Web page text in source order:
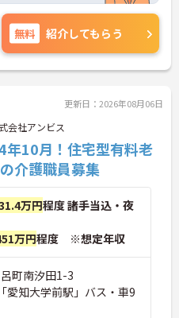
立が可能です。
に興味のある方
のある方はぜひ
無料 紹介してもらう
更新日：2026年08月06日
会社アンビス
年10月！住宅型有料老
介護職員募集
万円程度 諸手当込・夜
万円程度 ※想定年収
町南汐田1-3
愛知大学前駅」バス・車9